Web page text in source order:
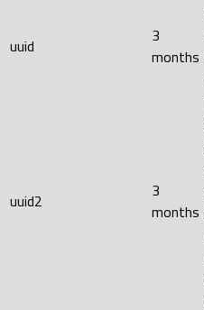
uuid
3
months
uuid2
3
months